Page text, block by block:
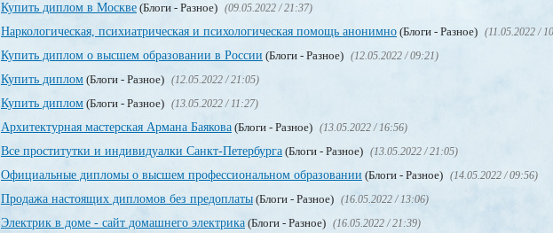
Купить диплом в Москве (Блоги - Разное) (09.05.2022 / 21:37)
Наркологическая, психиатрическая и психологическая помощь анонимно (Блоги - Разное) (11.05.2022 /
Купить диплом о высшем образовании в России (Блоги - Разное) (12.05.2022 / 09:21)
Купить диплом (Блоги - Разное) (12.05.2022 / 21:05)
Купить диплом (Блоги - Разное) (13.05.2022 / 11:27)
Архитектурная мастерская Армана Баякова (Блоги - Разное) (13.05.2022 / 16:56)
Все проститутки и индивидуалки Санкт-Петербурга (Блоги - Разное) (13.05.2022 / 21:05)
Официальные дипломы о высшем профессиональном образовании (Блоги - Разное) (14.05.2022 / 09:56)
Продажа настоящих дипломов без предоплаты (Блоги - Разное) (16.05.2022 / 13:06)
Электрик в доме - сайт домашнего электрика (Блоги - Разное) (16.05.2022 / 21:39)